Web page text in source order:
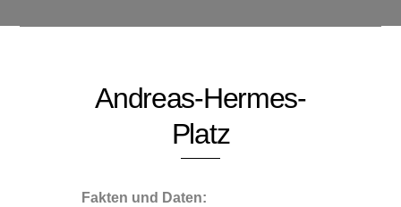
Andreas-Hermes-
Platz
Fakten und Daten: